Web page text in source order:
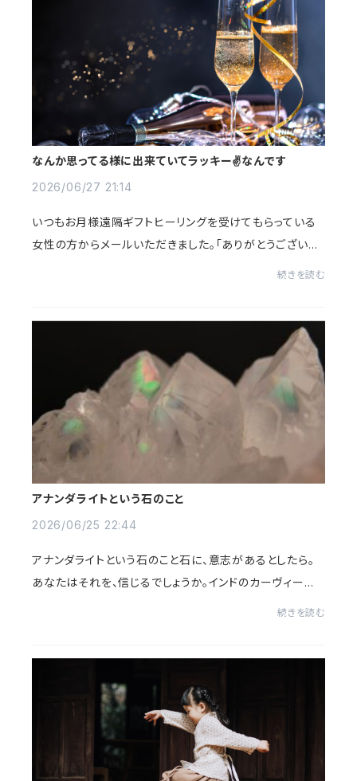
なんか思ってる様に出来ていてラッキー✌️なんです
2026/06/27 21:14
いつもお月様遠隔ギフトヒーリングを受けてもらっている
女性の方からメールいただきました。「ありがとうございま
す😅すごい雨でしたね。眞さんとこは？お気遣いありがとう
続きを読む
アナンダライトという石のこと
2026/06/25 22:44
アナンダライトという石のこと石に、意志があるとしたら。
あなたはそれを、信じるでしょうか。インドのカーヴィー地
続きを読む